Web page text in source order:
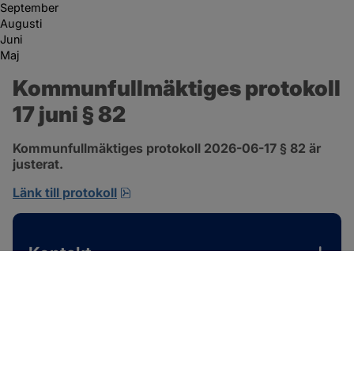
September
Augusti
Juni
Maj
Kommunfullmäktiges protokoll
17 juni § 82
Kommunfullmäktiges protokoll 2026-06-17 § 82 är
justerat.
Länk till protokoll
Kontakt